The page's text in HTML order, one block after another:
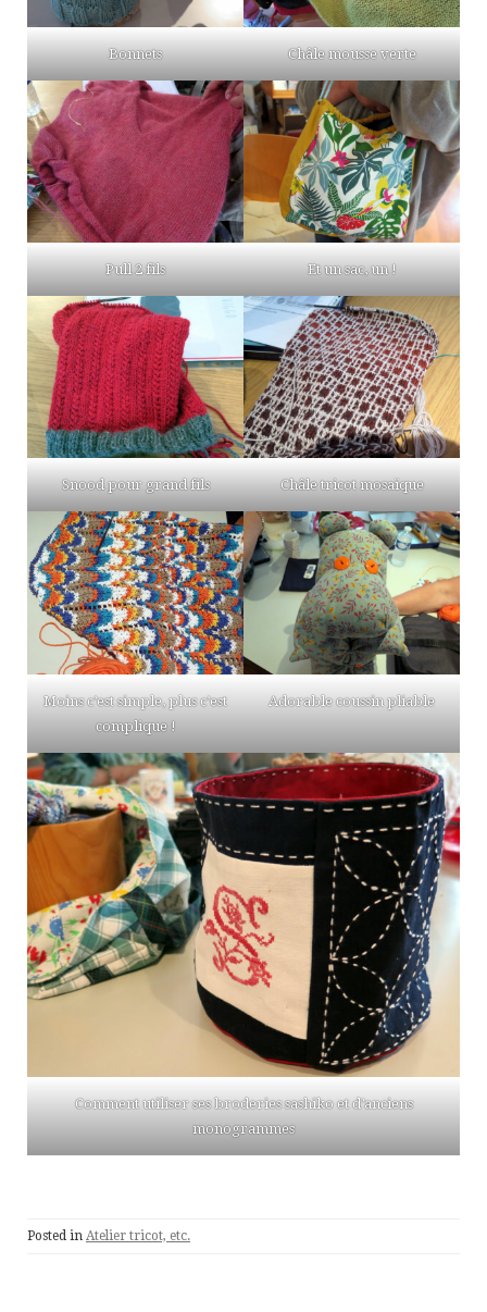
Bonnets Châle mousse verte
Pull 2 fils Et un sac, un !
Snood pour grand fils Châle tricot mosaïque
Moins c’est simple, plus c’est
complique !
Adorable coussin pliable
Comment utiliser ses broderies sashiko et d’anciens
monogrammes
Posted in Atelier tricot, etc.